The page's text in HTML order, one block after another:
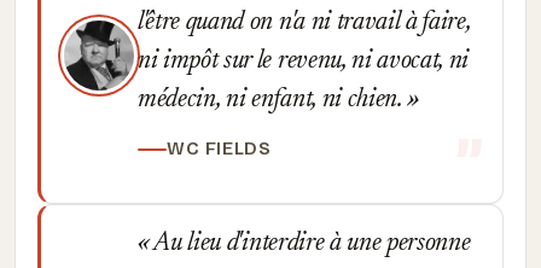
l'être quand on n'a ni travail à faire,
ni impôt sur le revenu, ni avocat, ni
médecin, ni enfant, ni chien.
WC FIELDS
Au lieu d'interdire à une personne